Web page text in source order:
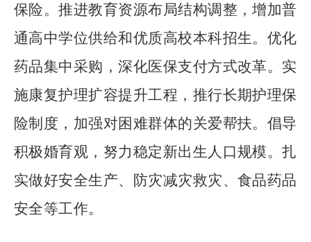
保险。推进教育资源布局结构调整，增加普
通高中学位供给和优质高校本科招生。优化
药品集中采购，深化医保支付方式改革。实
施康复护理扩容提升工程，推行长期护理保
险制度，加强对困难群体的关爱帮扶。倡导
积极婚育观，努力稳定新出生人口规模。扎
实做好安全生产、防灾减灾救灾、食品药品
安全等工作。